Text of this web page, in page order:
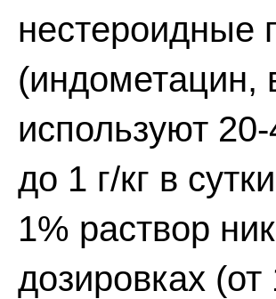
нестероидные
(индометацин,
используют
до 1 г/кг в
1% раствор
дозировках